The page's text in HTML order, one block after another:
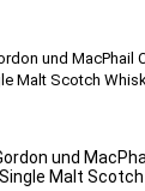
und
Malt Scotch